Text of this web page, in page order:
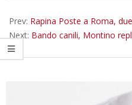
Prev: Rapina Poste a Roma,
Next: Bando canili, Montino